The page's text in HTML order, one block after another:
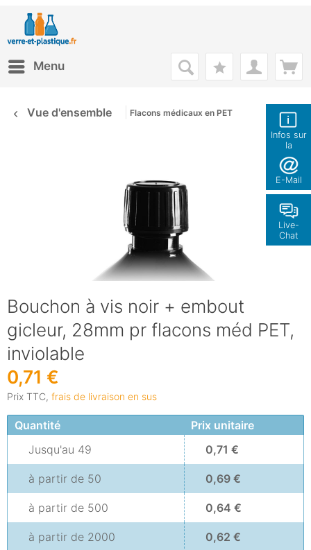
Infos sur
la
boutique
E-Mail
Live-
Chat
Menu
Vue d'ensemble Flacons médicaux en PET
Bouchon à vis noir + embout
gicleur, 28mm pr flacons méd PET,
inviolable
0,71 €
Prix TTC, frais de livraison en sus
Quantité
Prix unitaire
Jusqu'au 49 0,71 €
à partir de 50 0,69 €
à partir de 500 0,64 €
à partir de 2000 0,62 €